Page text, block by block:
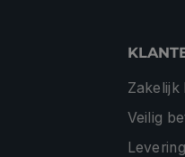
Zakelijk
Veilig